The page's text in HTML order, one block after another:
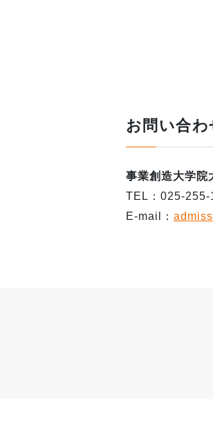
お問い合わ
事業創造大学院
TEL：025-
E-mail：